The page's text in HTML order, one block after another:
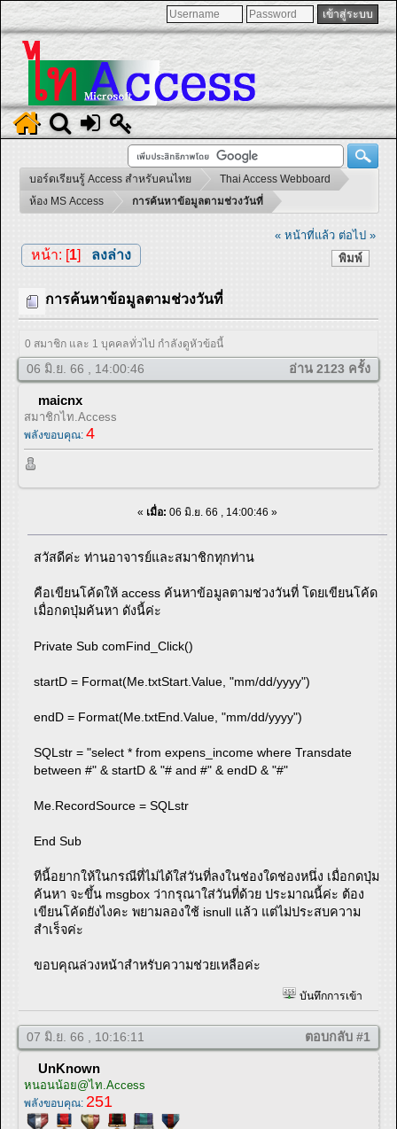
บอร์ดเรียนรู้ Access สำหรับคนไทย
Thai Access Webboard
ห้อง MS Access
การค้นหาข้อมูลตามช่วงวันที่
« หน้าที่แล้ว ต่อไป »
พิมพ์
หน้า: [1] ลงล่าง
การค้นหาข้อมูลตามช่วงวันที่
0 สมาชิก และ 1 บุคคลทั่วไป กำลังดูหัวข้อนี้
06 มิ.ย. 66 , 14:00:46 อ่าน 2123 ครั้ง
maicnx
สมาชิกไท.Access
พลังขอบคุณ: 4
« เมื่อ: 06 มิ.ย. 66 , 14:00:46 »
สวัสดีค่ะ ท่านอาจารย์และสมาชิกทุกท่าน
คือเขียนโค้ดให้ access ค้นหาข้อมูลตามช่วงวันที่ โดยเขียนโค้ด
เมื่อกดปุ่มค้นหา ดังนี้ค่ะ
Private Sub comFind_Click()
startD = Format(Me.txtStart.Value, "mm/dd/yyyy")
endD = Format(Me.txtEnd.Value, "mm/dd/yyyy")
SQLstr = "select * from expens_income where Transdate
between #" & startD & "# and #" & endD & "#"
Me.RecordSource = SQLstr
End Sub
ทีนี้อยากให้ในกรณีที่ไม่ได้ใส่วันที่ลงในช่องใดช่องหนึ่ง เมื่อกดปุ่ม
ค้นหา จะขึ้น msgbox ว่ากรุณาใส่วันที่ด้วย ประมาณนี้ค่ะ ต้อง
เขียนโค้ดยังไงคะ พยามลองใช้ isnull แล้ว แต่ไม่ประสบความ
สำเร็จค่ะ
ขอบคุณล่วงหน้าสำหรับความช่วยเหลือค่ะ
บันทึกการเข้า
07 มิ.ย. 66 , 10:16:11 ตอบกลับ #1
UnKnown
หนอนน้อย@ไท.Access
พลังขอบคุณ: 251